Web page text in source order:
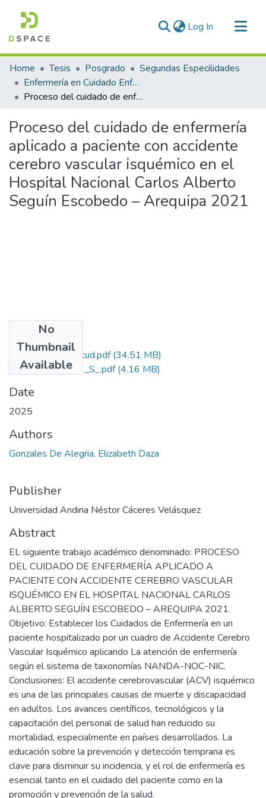
Log In (current)
Communities & Collections
All of DSpace
Statistics
Home Tesis Posgrado
Segundas Especilidades
Enfermería en Cuidado Enfermero en Emergencias y Desastres
Proceso del cuidado de enfermería aplicado a paciente con accidente cerebro vascular isquémico en el Hospital Nacional Carlos Alberto Seguín Escobedo – Arequipa 2021
Proceso del cuidado de enfermería
aplicado a paciente con accidente
cerebro vascular isquémico en el
Hospital Nacional Carlos Alberto
Seguín Escobedo – Arequipa 2021
No
Thumbnail
Available
Grado de Similitud.pdf(34.51 MB)
T036_29281723_S_.pdf(4.16 MB)
Date
2025
Authors
Gonzales De Alegria, Elizabeth Daza
Publisher
Universidad Andina Néstor Cáceres Velásquez
Abstract
EL siguiente trabajo académico denominado: PROCESO
DEL CUIDADO DE ENFERMERÍA APLICADO A
PACIENTE CON ACCIDENTE CEREBRO VASCULAR
ISQUÉMICO EN EL HOSPITAL NACIONAL CARLOS
ALBERTO SEGUÍN ESCOBEDO – AREQUIPA 2021.
Objetivo: Establecer los Cuidados de Enfermería en un
paciente hospitalizado por un cuadro de Accidente Cerebro
Vascular Isquémico aplicando La atención de enfermería
según el sistema de taxonomías NANDA-NOC-NIC.
Conclusiones: El accidente cerebrovascular (ACV) isquémico
es una de las principales causas de muerte y discapacidad
en adultos. Los avances científicos, tecnológicos y la
capacitación del personal de salud han reducido su
mortalidad, especialmente en países desarrollados. La
educación sobre la prevención y detección temprana es
clave para disminuir su incidencia, y el rol de enfermería es
esencial tanto en el cuidado del paciente como en la
promoción y prevención de la salud.